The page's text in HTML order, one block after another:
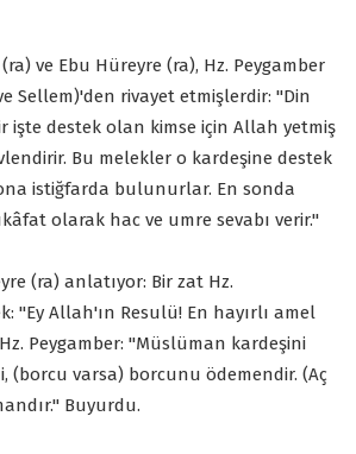
ve Ebu Hüreyre (ra), Hz. Peygamber
Sellem)'den rivayet etmişlerdir: "Din
işte destek olan kimse için Allah yetmiş
Bu melekler o kardeşine destek
istiğfarda bulunurlar. En sonda
olarak hac ve umre sevabı verir."
(ra) anlatıyor: Bir zat Hz.
"Ey Allah'ın Resulü! En hayırlı amel
Peygamber: "Müslüman kardeşini
(borcu varsa) borcunu ödemendir. (Aç
Buyurdu.